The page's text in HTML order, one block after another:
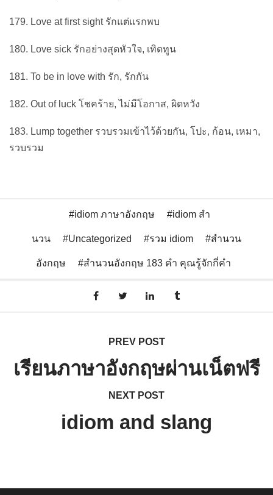
179. Love at first sight รักแต่แรกพบ
180. Love sick รักอย่างสุดหัวใจ, เทิดทูน
181. To be in love with รัก, รักกัน
182. Out of luck โชคร้าย, ไม่มีโอกาส, ผิดหวัง
183. Lump together รวบรวมเข้าไว้ด้วยกัน, โปะ, ก้อน, เหมา,
รวบรวม
idiom ภาษาอังกฤษ idiom สํา
นวน Uncategorized รวม idiom สำนวน
อังกฤษ สำนวนอังกฤษ 183 คำ คุณรู้จักกี่คำ
PREV POST
เรียนภาษาอังกฤษผ่านเน็ตฟรี
NEXT POST
idiom and slang